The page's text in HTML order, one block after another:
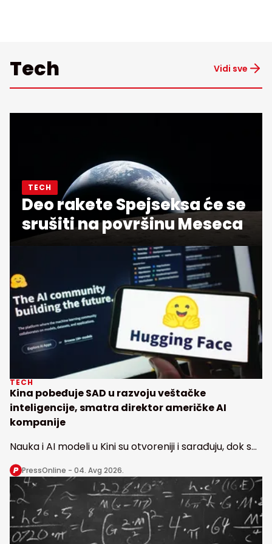
Tech Vidi sve
TECH
Deo rakete Spejseksa će se
srušiti na površinu Meseca
TECH
Kina pobeđuje SAD u razvoju veštačke
inteligencije, smatra direktor američke AI
kompanije
Nauka i AI modeli u Kini su otvoreniji i sarađuju, dok se
u Americi radi u nekoliko izolovanih vodećih
laboratorija, kaže direktor Haging fejsa
PressOnline - 04. Avg 2026.